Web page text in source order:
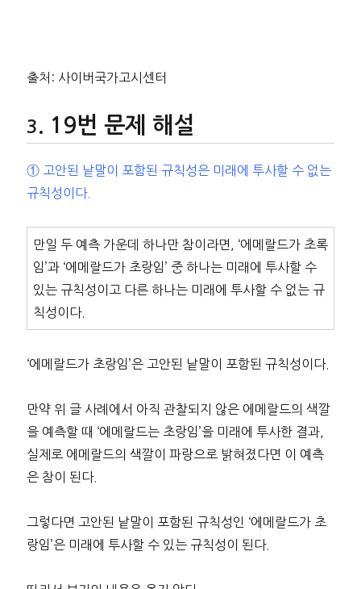
출처: 사이버국가고시센터
19번 문제 해설
① 고안된 낱말이 포함된 규칙성은 미래에 투사할 수 없는
규칙성이다.
만일 두 예측 가운데 하나만 참이라면, ‘에메랄드가 초록
임’과 ‘에메랄드가 초랑임’ 중 하나는 미래에 투사할 수
있는 규칙성이고 다른 하나는 미래에 투사할 수 없는 규
칙성이다.
‘에메랄드가 초랑임’은 고안된 낱말이 포함된 규칙성이다.
만약 위 글 사례에서 아직 관찰되지 않은 에메랄드의 색깔
을 예측할 때 ‘에메랄드는 초랑임’을 미래에 투사한 결과,
실제로 에메랄드의 색깔이 파랑으로 밝혀졌다면 이 예측
은 참이 된다.
그렇다면 고안된 낱말이 포함된 규칙성인 ‘에메랄드가 초
랑임’은 미래에 투사할 수 있는 규칙성이 된다.